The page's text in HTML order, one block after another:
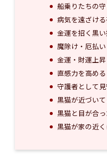
船乗りたちの
病気を遠ざけ
金運を招く黒
魔除け・厄払い
金運・財運上昇
直感力を高める
守護者として
黒猫が近づい
黒猫と目が合
黒猫が家の近